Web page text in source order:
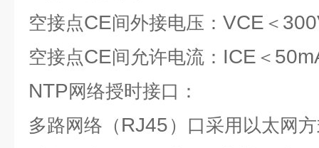
空接点CE间外接电压： VCE ＜
空接点CE间允许电流： ICE ＜
NTP网络授时接口：
多路网络（ RJ45 ）口采用以太网